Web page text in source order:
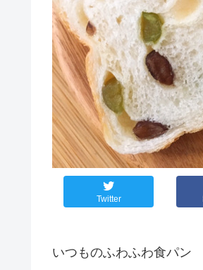
Twitter
いつものふわふわ食パン